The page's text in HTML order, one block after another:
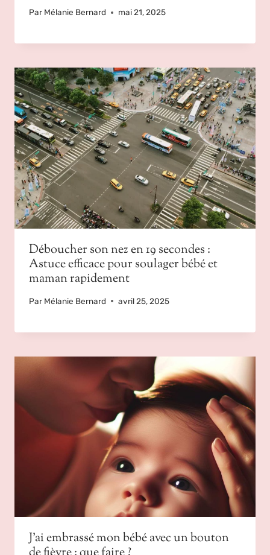
Par Mélanie Bernard mai 21, 2025
Déboucher son nez en 19 secondes :
Astuce efficace pour soulager bébé et
maman rapidement
Par Mélanie Bernard avril 25, 2025
J’ai embrassé mon bébé avec un bouton